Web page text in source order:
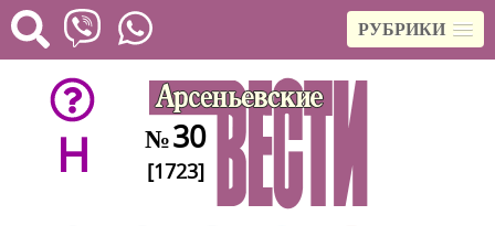
РУБРИКИ
H №30
[1723]